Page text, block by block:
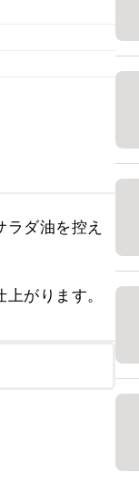
ダ油を控え
がります。